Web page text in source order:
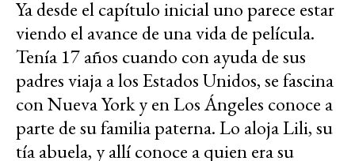
Ya desde el capítulo inicial uno parece estar
viendo el avance de una vida de película.
Tenía 17 años cuando con ayuda de sus
padres viaja a los Estados Unidos, se fascina
con Nueva York y en Los Ángeles conoce a
parte de su familia paterna. Lo aloja Lili, su
tía abuela, y allí conoce a quien era su